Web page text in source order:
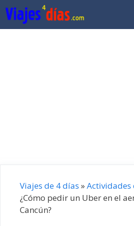
Saltar
al
contenido
Viajes de 4 días »Actividades
¿Cómo pedir un Uber en el
Cancún?